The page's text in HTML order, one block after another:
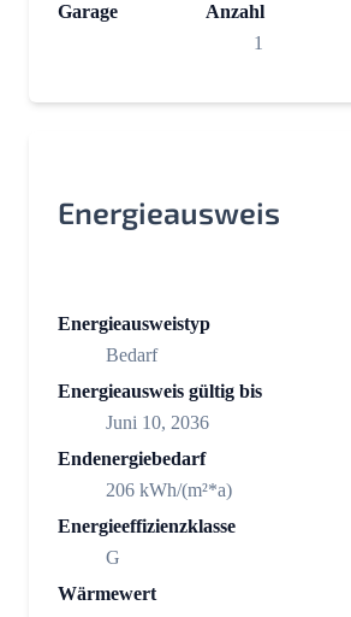
Garage
Anzahl
1
Energieausweis
Energieausweistyp
Bedarf
Energieausweis gültig bis
Juni 10, 2036
Endenergiebedarf
206 kWh/(m²*a)
Energieeffizienzklasse
G
Wärmewert